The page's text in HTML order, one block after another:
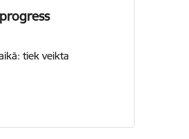
tiek veikta